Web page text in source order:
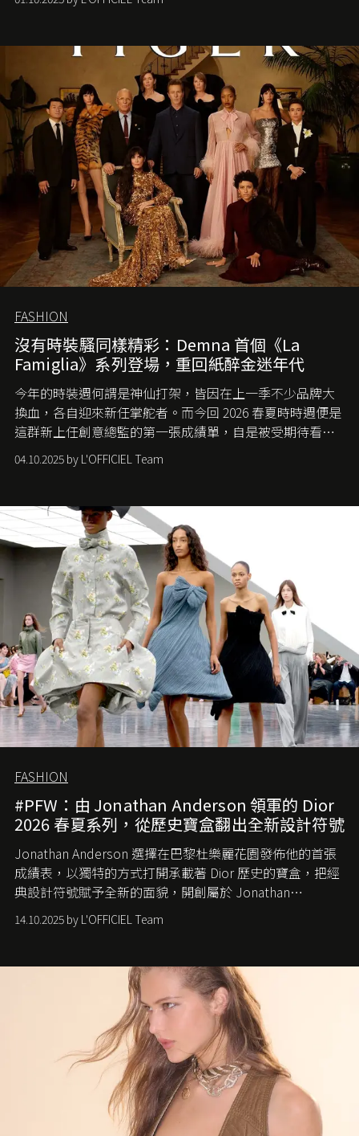
FASHION
沒有時裝騷同樣精彩：Demna 首個《La
Famiglia》系列登場，重回紙醉金迷年代
今年的時裝週何謂是神仙打架，皆因在上一季不少品牌大
換血，各自迎來新任掌舵者。而今回 2026 春夏時時週便是
這群新上任創意總監的第一張成績單，自是被受期待看他
們如何各顯神通。意大利老牌 Gucci 在過去幾個季度業績
難已救回，開雲集團任命成功曾翻轉 Balenciaga 的愛將
團市值一日蒸發 30 億美元，大眾擔心走得太前的 Demna
會忽略品牌的美學基礎，最後變成三不像。而從剛剛推出
的首作所造成的話題及關注度，我們便知道 Demna 沒這麼
簡單，一個嶄新的 Gucci 時代已經展開！
04.10.2025 by L'OFFICIEL Team
FASHION
#PFW：由 Jonathan Anderson 領軍的 Dior
2026 春夏系列，從歷史寶盒翻出全新設計符號
Jonathan Anderson 選擇在巴黎杜樂麗花園發佈他的首張
成績表，以獨特的方式打開承載著 Dior 歷史的寶盒，把經
典設計符號賦予全新的面貌，開創屬於 Jonathan
Anderson 的 Dior 時代。
14.10.2025 by L'OFFICIEL Team